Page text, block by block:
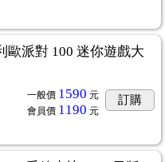
歐派對 100 迷你遊戲大
一般價 1590 元
會員價 1190 元
訂購